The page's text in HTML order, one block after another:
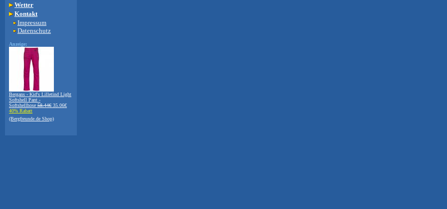
Wetter
Kontakt
Impressum
Datenschutz
Anzeige:
Bergans - Kid's Lilletind Light
Softshell Pant -
Softshellhose 58.44€ 35.06€
40% Rabatt
(Bergfreunde.de Shop)